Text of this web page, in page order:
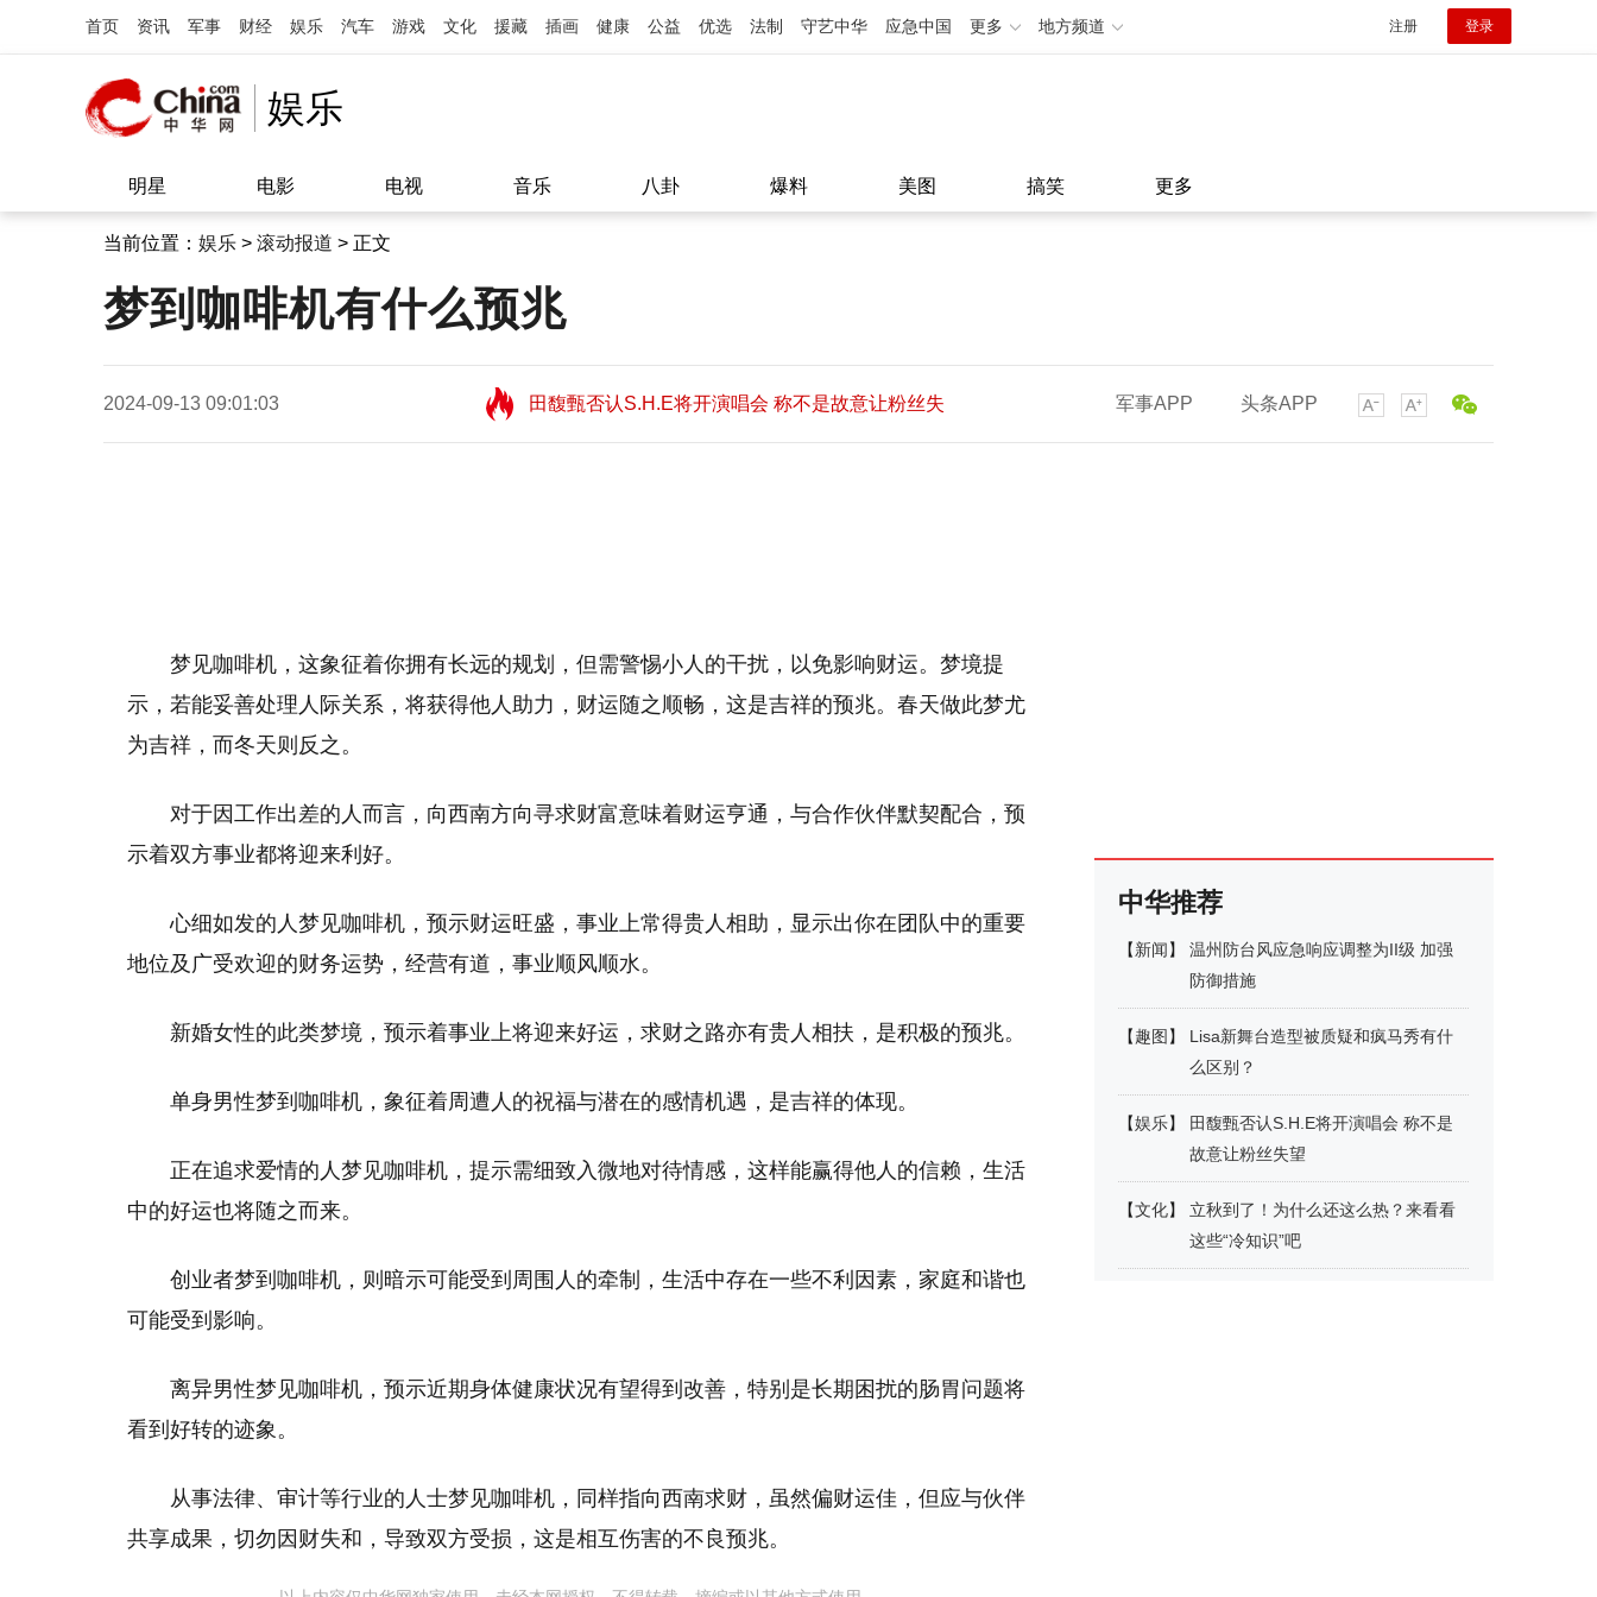
首页 资讯 军事 财经 娱乐 汽车 游戏 文化 援藏 插画 健康 公益 优选 法制 守艺中华 应急中国 更多 地方频道 注册 登录
娱乐
明星 电影 电视 音乐 八卦 爆料 美图 搞笑 更多
当前位置： 娱乐 > 滚动报道 > 正文
梦到咖啡机有什么预兆
2024-09-13 09:01:03
望11:08
田馥甄否认S.H.E将开演唱会 称不是故意让粉丝失
望11:08
军事APP 头条APP
梦见咖啡机，这象征着你拥有长远的规划，但需警惕小人的干扰，以免影响财运。梦境提
示，若能妥善处理人际关系，将获得他人助力，财运随之顺畅，这是吉祥的预兆。春天做此梦尤
为吉祥，而冬天则反之。
对于因工作出差的人而言，向西南方向寻求财富意味着财运亨通，与合作伙伴默契配合，预
示着双方事业都将迎来利好。
心细如发的人梦见咖啡机，预示财运旺盛，事业上常得贵人相助，显示出你在团队中的重要
地位及广受欢迎的财务运势，经营有道，事业顺风顺水。
新婚女性的此类梦境，预示着事业上将迎来好运，求财之路亦有贵人相扶，是积极的预兆。
单身男性梦到咖啡机，象征着周遭人的祝福与潜在的感情机遇，是吉祥的体现。
正在追求爱情的人梦见咖啡机，提示需细致入微地对待情感，这样能赢得他人的信赖，生活
中的好运也将随之而来。
创业者梦到咖啡机，则暗示可能受到周围人的牵制，生活中存在一些不利因素，家庭和谐也
可能受到影响。
离异男性梦见咖啡机，预示近期身体健康状况有望得到改善，特别是长期困扰的肠胃问题将
看到好转的迹象。
从事法律、审计等行业的人士梦见咖啡机，同样指向西南求财，虽然偏财运佳，但应与伙伴
共享成果，切勿因财失和，导致双方受损，这是相互伤害的不良预兆。
中华推荐
【新闻】
温州防台风应急响应调整为II级 加强
防御措施
【趣图 】
Lisa新舞台造型被质疑和疯马秀有什
么区别？
【娱乐】
田馥甄否认S.H.E将开演唱会 称不是
故意让粉丝失望
【文化】
立秋到了！为什么还这么热？来看看
这些“冷知识”吧